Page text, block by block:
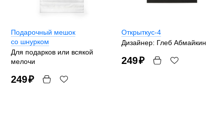
Подарочный мешок
со шнурком
Для подарков или всякой
мелочи
249₽
Открыткус-4
Дизайнер: Глеб Абмайкин
249₽